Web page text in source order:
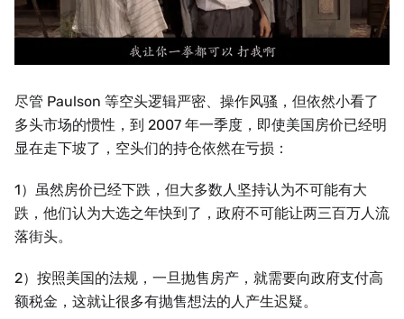
尽管 Paulson 等空头逻辑严密、操作风骚，但依然小看了
多头市场的惯性，到 2007 年一季度，即使美国房价已经明
显在走下坡了，空头们的持仓依然在亏损：
1）虽然房价已经下跌，但大多数人坚持认为不可能有大
跌，他们认为大选之年快到了，政府不可能让两三百万人流
落街头。
2）按照美国的法规，一旦抛售房产，就需要向政府支付高
额税金，这就让很多有抛售想法的人产生迟疑。